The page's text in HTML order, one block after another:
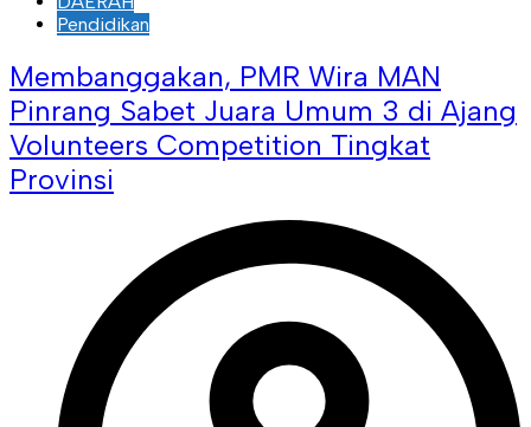
Pendidikan
Membanggakan, PMR Wira MAN
Pinrang Sabet Juara Umum 3 di Ajang
Volunteers Competition Tingkat
Provinsi